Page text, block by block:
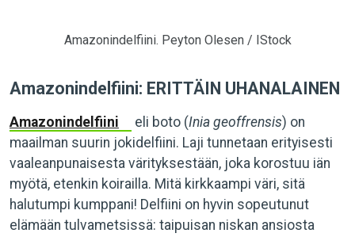
Amazonindelfiini. Peyton Olesen / IStock
Amazonindelfiini: ERITTÄIN UHANALAINEN
Amazonindelfiini eli boto (Inia geoffrensis) on
maailman suurin jokidelfiini. Laji tunnetaan erityisesti
vaaleanpunaisesta värityksestään, joka korostuu iän
myötä, etenkin koirailla. Mitä kirkkaampi väri, sitä
halutumpi kumppani! Delfiini on hyvin sopeutunut
elämään tulvametsissä: taipuisan niskan ansiosta